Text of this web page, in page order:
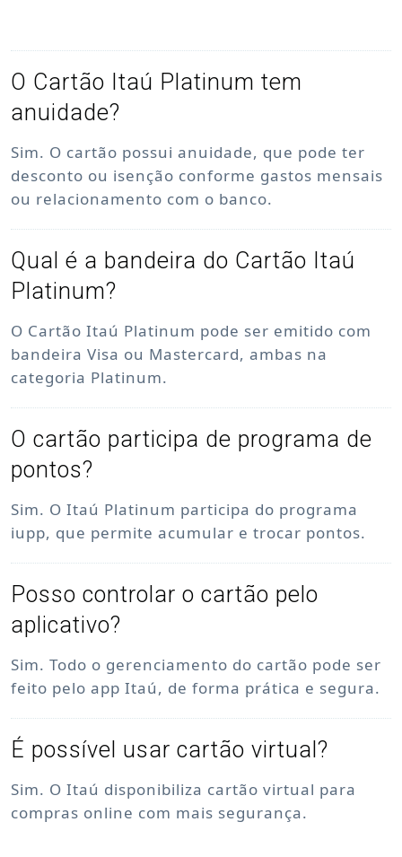
O Cartão Itaú Platinum tem
anuidade?
Sim. O cartão possui anuidade, que pode ter
desconto ou isenção conforme gastos mensais
ou relacionamento com o banco.
Qual é a bandeira do Cartão Itaú
Platinum?
O Cartão Itaú Platinum pode ser emitido com
bandeira Visa ou Mastercard, ambas na
categoria Platinum.
O cartão participa de programa de
pontos?
Sim. O Itaú Platinum participa do programa
iupp, que permite acumular e trocar pontos.
Posso controlar o cartão pelo
aplicativo?
Sim. Todo o gerenciamento do cartão pode ser
feito pelo app Itaú, de forma prática e segura.
É possível usar cartão virtual?
Sim. O Itaú disponibiliza cartão virtual para
compras online com mais segurança.